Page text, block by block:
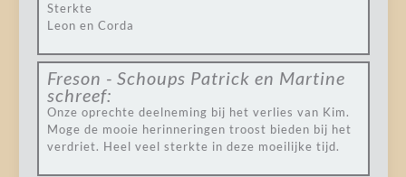
Sterkte
Leon en Corda
Freson - Schoups Patrick en Martine
schreef:
Onze oprechte deelneming bij het verlies van Kim.
Moge de mooie herinneringen troost bieden bij het
verdriet. Heel veel sterkte in deze moeilijke tijd.